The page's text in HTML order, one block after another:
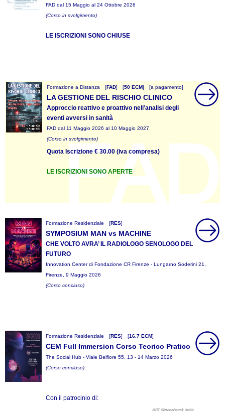
FAD dal 15 Maggio al 24 Ottobre 2026
(Corso in svolgimento)
LE ISCRIZIONI SONO CHIUSE
Formazione a Distanza [FAD] [50 ECM] [a pagamento]
LA GESTIONE DEL RISCHIO CLINICO
Approccio reattivo e proattivo nell’analisi degli
eventi avversi in sanità
FAD dal 11 Maggio 2026 al 10 Maggio 2027
(Corso in svolgimento)
Quota Iscrizione € 30.00 (iva compresa)
LE ISCRIZIONI SONO APERTE
Formazione Residenziale [RES]
SYMPOSIUM MAN vs MACHINE
CHE VOLTO AVRA’ IL RADIOLOGO SENOLOGO DEL
FUTURO
Innovation Center di Fondazione CR Firenze - Lungarno Soderini 21,
Firenze, 9 Maggio 2026
(Corso concluso)
Formazione Residenziale [RES] [16.7 ECM]
CEM Full Immersion Corso Teorico Pratico
The Social Hub - Viale Belfiore 55, 13 - 14 Marzo 2026
(Corso concluso)
Con il patrocinio di: